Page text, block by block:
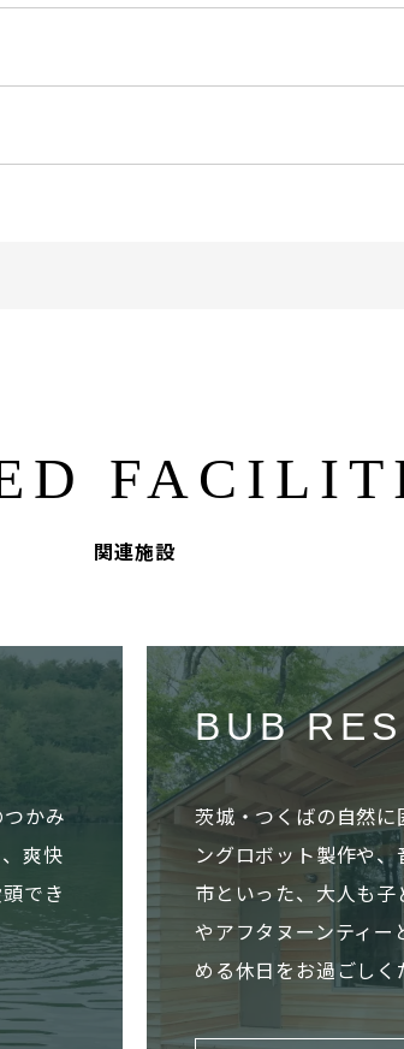
関連施設
かみ
爽快
でき
BUB
茨城・つくばの自然
ングロボット製作や
市といった、大人も
やアフタヌーンティ
める休日をお過ごしく